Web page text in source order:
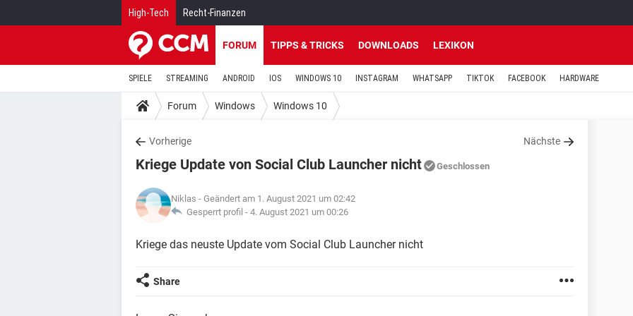
High-Tech Recht-Finanzen
FORUM TIPPS & TRICKS DOWNLOADS LEXIKON
SPIELE STREAMING ANDROID IOS WINDOWS 10 INSTAGRAM WHATSAPP TIKTOK FACEBOOK HARDWARE
Forum Windows Windows 10
Vorherige Nächste
Kriege Update von Social Club Launcher nicht Geschlossen
Niklas - Geändert am 1. August 2021 um 02:42
Gesperrt profil - 4. August 2021 um 00:26
Kriege das neuste Update vom Social Club Launcher nicht
Share